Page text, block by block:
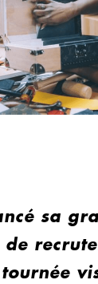
sa
tournée